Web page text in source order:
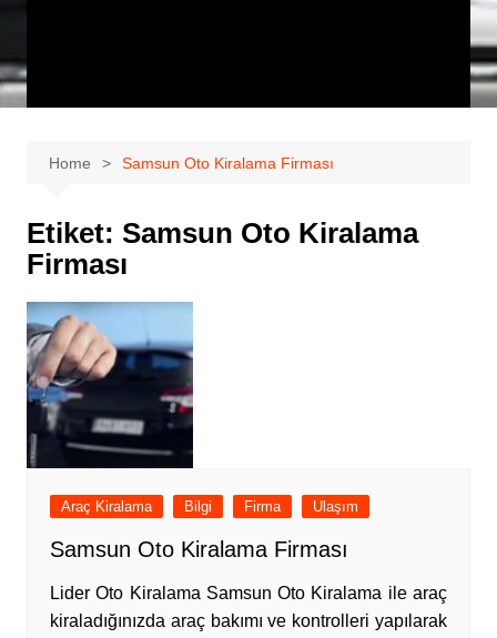
Home Samsun Oto Kiralama Firması
Etiket: Samsun Oto Kiralama
Firması
Araç Kiralama Bilgi Firma Ulaşım
Samsun Oto Kiralama Firması
Lider Oto Kiralama Samsun Oto Kiralama ile araç
kiraladığınızda araç bakımı ve kontrolleri yapılarak